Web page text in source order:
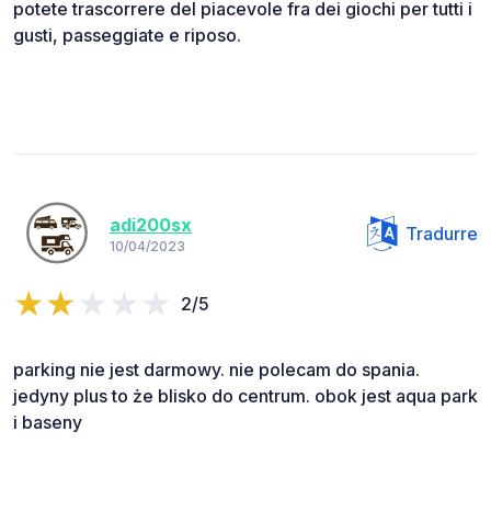
potete trascorrere del piacevole fra dei giochi per tutti i
gusti, passeggiate e riposo.
adi200sx
10/04/2023
Tradurre
2/5
parking nie jest darmowy. nie polecam do spania.
jedyny plus to że blisko do centrum. obok jest aqua park
i baseny